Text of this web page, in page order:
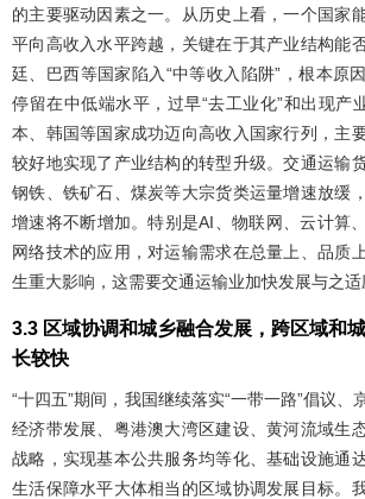
的主要驱动因素之一。从历史上看，一个国家
平向高收入水平跨越，关键在于其产业结构能
廷、巴西等国家陷入“中等收入陷阱”，根本原
停留在中低端水平，过早“去工业化”和出现产
本、韩国等国家成功迈向高收入国家行列，主
较好地实现了产业结构的转型升级。交通运输
钢铁、铁矿石、煤炭等大宗货类运量增速放缓
增速将不断增加。特别是AI、物联网、云计算
网络技术的应用，对运输需求在总量上、品质
生重大影响，这需要交通运输业加快发展与之适
3.3 区域协调和城乡融合发展，跨区域和
长较快
“十四五”期间，我国继续落实“一带一路”倡议、
经济带发展、粤港澳大湾区建设、黄河流域生
战略，实现基本公共服务均等化、基础设施通
生活保障水平大体相当的区域协调发展目标。